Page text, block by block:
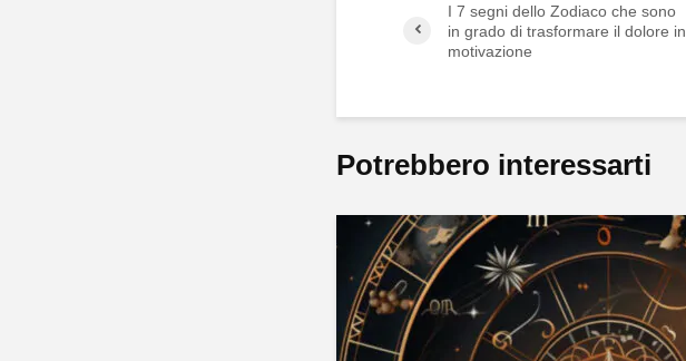
I 7 segni dello Zodiaco che sono
in grado di trasformare il dolore in
motivazione
Potrebbero interessarti